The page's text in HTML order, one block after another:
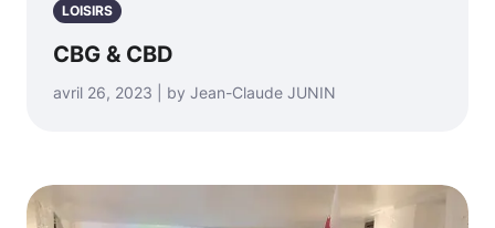
LOISIRS
CBG & CBD
avril 26, 2023 | by Jean-Claude JUNIN